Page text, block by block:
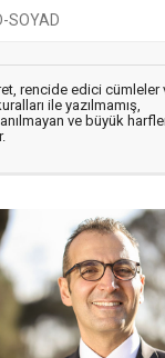
rencide edici cümleler
ile yazılmamış,
ve büyük